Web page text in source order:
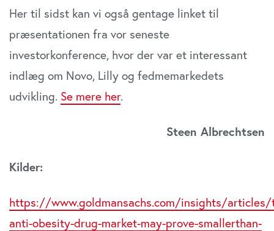
Her til sidst kan vi også gentage linket til
præsentationen fra vor seneste
investorkonference, hvor der var et interessant
indlæg om Novo, Lilly og fedmemarkedets
udvikling. Se mere her.
Steen Albrechtsen
Kilder:
https://www.goldmansachs.com/insights/articles/
anti-obesity-drug-market-may-prove-smallerthan-